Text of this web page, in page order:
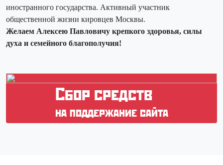
иностранного государства. Активный участник
общественной жизни кировцев Москвы.
Желаем Алексею Павловичу крепкого здоровья, силы
духа и семейного благополучия!
Cбор средств
на поддержание сайта